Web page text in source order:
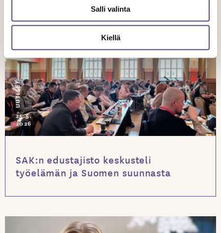
Salli valinta
Kiellä
UUTISET
25.5.
2026
SAK:n edustajisto keskusteli
työelämän ja Suomen suunnasta